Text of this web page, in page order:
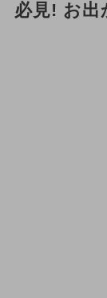
必見! お出